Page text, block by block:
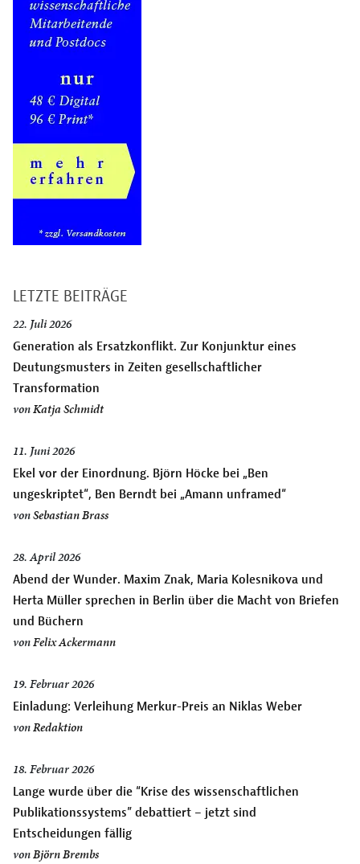
LETZTE BEITRÄGE
22. Juli 2026
Generation als Ersatzkonflikt. Zur Konjunktur eines
Deutungsmusters in Zeiten gesellschaftlicher
Transformation
vonKatja Schmidt
11. Juni 2026
Ekel vor der Einordnung. Björn Höcke bei „Ben
ungeskriptet“, Ben Berndt bei „Amann unframed“
vonSebastian Brass
28. April 2026
Abend der Wunder. Maxim Znak, Maria Kolesnikova und
Herta Müller sprechen in Berlin über die Macht von Briefen
und Büchern
vonFelix Ackermann
19. Februar 2026
Einladung: Verleihung Merkur-Preis an Niklas Weber
vonRedaktion
18. Februar 2026
Lange wurde über die “Krise des wissenschaftlichen
Publikationssystems” debattiert – jetzt sind
Entscheidungen fällig
vonBjörn Brembs